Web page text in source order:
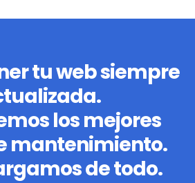
tu web siempre
los mejores
mantenimiento.
de todo.